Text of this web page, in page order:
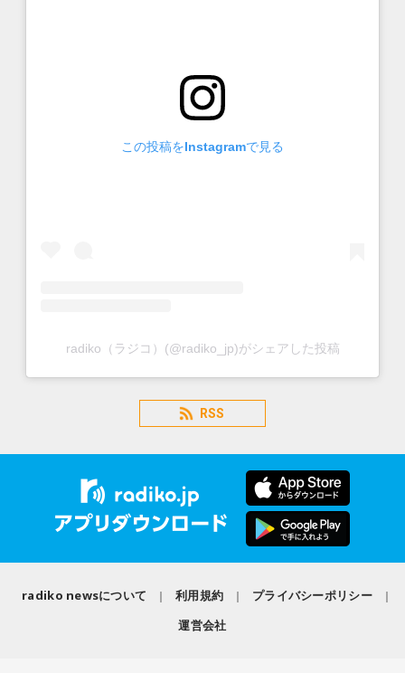
この投稿をInstagramで見る
radiko（ラジコ）(@radiko_jp)がシェアした投稿
RSS
radiko newsについて 利用規約
プライバシーポリシー
運営会社